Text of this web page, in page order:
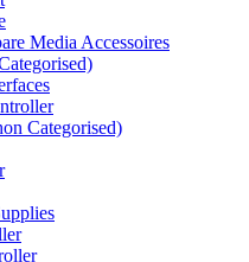
Media Accessoires
Categorised)